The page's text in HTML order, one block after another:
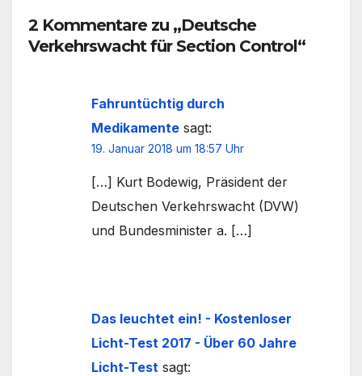
2 Kommentare zu „Deutsche
Verkehrswacht für Section Control“
Fahruntüchtig durch
Medikamente sagt:
19. Januar 2018 um 18:57 Uhr
[…] Kurt Bodewig, Präsident der
Deutschen Verkehrswacht (DVW)
und Bundesminister a. […]
Das leuchtet ein! - Kostenloser
Licht-Test 2017 - Über 60 Jahre
Licht-Test sagt: